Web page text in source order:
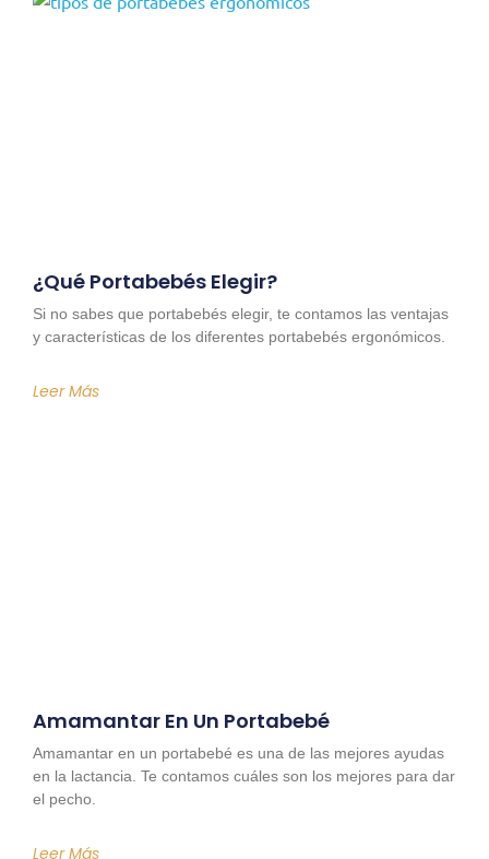
¿Qué Portabebés Elegir?
Si no sabes que portabebés elegir, te contamos las ventajas
y características de los diferentes portabebés ergonómicos.
Leer Más
Amamantar En Un Portabebé
Amamantar en un portabebé es una de las mejores ayudas
en la lactancia. Te contamos cuáles son los mejores para dar
el pecho.
Leer Más